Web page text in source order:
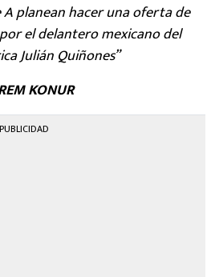
A planean hacer una oferta de
el delantero mexicano del
Julián Quiñones”
KONUR
PUBLICIDAD